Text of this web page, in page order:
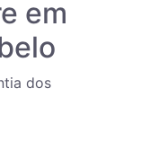
em
dos